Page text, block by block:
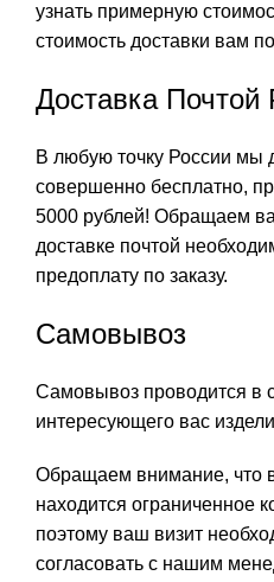
узнать примерную
стоимость доставки вам
Доставка Почтой
В любую точку России мы
совершенно бесплатно,
5000 рублей! Обращаем
доставке почтой
предоплату по заказу.
Самовывоз
Самовывоз проводится в
интересующего вас
Обращаем внимание, что
находится ограниченное
поэтому ваш визит
согласовать с нашим